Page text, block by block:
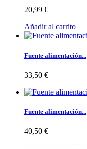
20,99 €
Añadir al carrito
Fuente alimentación...
33,50 €
Fuente alimentación...
40,50 €